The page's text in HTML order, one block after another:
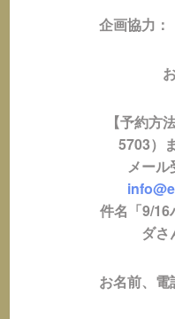
企画協力：
【予約方
5703）
メー
件名「9/16
ダさ
お名前、電